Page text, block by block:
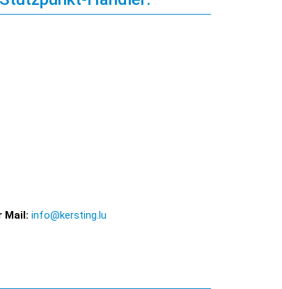
Mail: info@kersting.lu